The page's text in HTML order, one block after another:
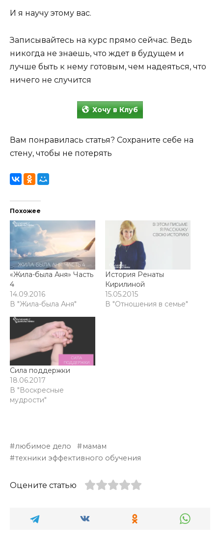
И я научу этому вас.
Записывайтесь на курс прямо сейчас. Ведь
никогда не знаешь, что ждет в будущем и
лучше быть к нему готовым, чем надеяться, что
ничего не случится
Хочу в Клуб
Вам понравилась статья? Сохраните себе на
стену, чтобы не потерять
Похожее
«Жила-была Аня» Часть
4
14.09.2016
В "Жила-была Аня"
История Ренаты
Кирилиной
15.05.2015
В "Отношения в семье"
Сила поддержки
18.06.2017
В "Воскресные
мудрости"
любимое дело
мамам
техники эффективного обучения
Оцените статью